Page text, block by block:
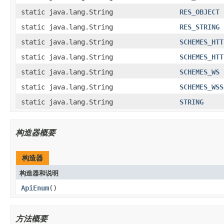
static java.lang.String
RES_OBJECT
static java.lang.String
RES_STRING
static java.lang.String
static java.lang.String
static java.lang.String
SCHEMES_WS
static java.lang.String
SCHEMES_WSS
static java.lang.String
STRING
构造器概要
构造器
构造器和说明
ApiEnum()
方法概要